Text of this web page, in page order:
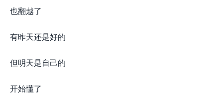
也翻越了
有昨天还是好的
但明天是自己的
开始懂了